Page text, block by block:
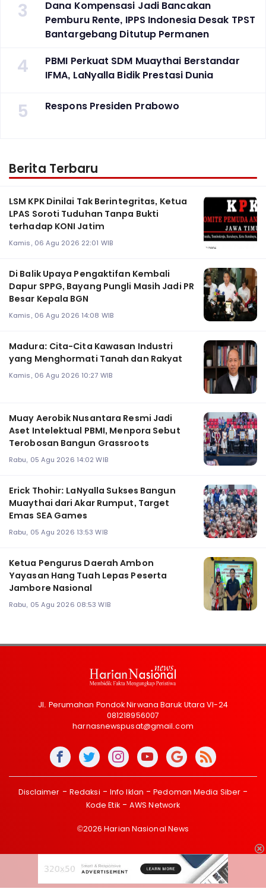
3
Dana Kompensasi Jadi Bancakan
Pemburu Rente, IPPS Indonesia Desak TPST
Bantargebang Ditutup Permanen
4
PBMI Perkuat SDM Muaythai Berstandar
IFMA, LaNyalla Bidik Prestasi Dunia
5 Respons Presiden Prabowo
Berita Terbaru
LSM KPK Dinilai Tak Berintegritas, Ketua
LPAS Soroti Tuduhan Tanpa Bukti
terhadap KONI Jatim
Kamis, 06 Agu 2026 22:01 WIB
Di Balik Upaya Pengaktifan Kembali
Dapur SPPG, Bayang Pungli Masih Jadi PR
Besar Kepala BGN
Kamis, 06 Agu 2026 14:08 WIB
Madura: Cita-Cita Kawasan Industri
yang Menghormati Tanah dan Rakyat
Kamis, 06 Agu 2026 10:27 WIB
Muay Aerobik Nusantara Resmi Jadi
Aset Intelektual PBMI, Menpora Sebut
Terobosan Bangun Grassroots
Rabu, 05 Agu 2026 14:02 WIB
Erick Thohir: LaNyalla Sukses Bangun
Muaythai dari Akar Rumput, Target
Emas SEA Games
Rabu, 05 Agu 2026 13:53 WIB
Ketua Pengurus Daerah Ambon
Yayasan Hang Tuah Lepas Peserta
Jambore Nasional
Rabu, 05 Agu 2026 08:53 WIB
Jl. Perumahan Pondok Nirwana Baruk Utara VI-24
081218956007
harnasnewspusat@gmail.com
Disclaimer Redaksi Info Iklan
Pedoman Media Siber
Kode Etik
AWS Network
©2026 Harian Nasional News